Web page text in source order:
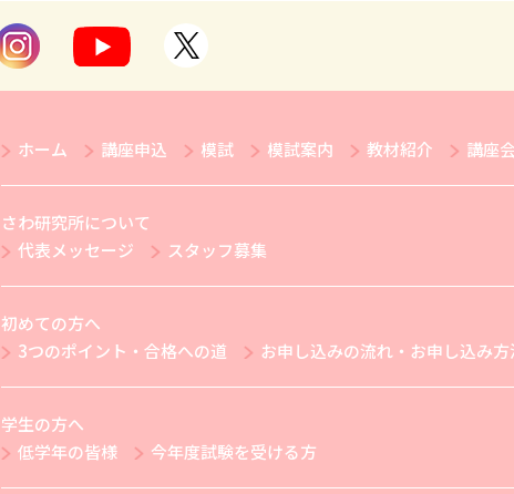
ホーム 講座申込 模試 模試案内 教材紹介 講座
さわ研究所について
代表メッセージ
スタッフ募集
初めての方へ
3つのポイント・合格への道
お申し込みの流れ・お申し込み
学生の方へ
低学年の皆様
今年度試験を受ける方